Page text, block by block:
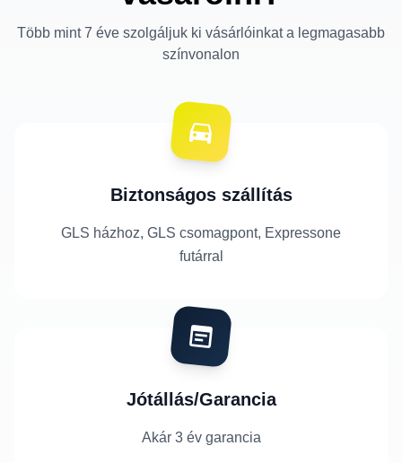
Több mint 7 éve szolgáljuk ki vásárlóinkat a legmagasabb
színvonalon
Biztonságos szállítás
GLS házhoz, GLS csomagpont, Expressone
futárral
Jótállás/Garancia
Akár 3 év garancia